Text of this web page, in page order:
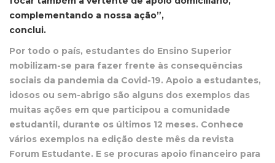
complementando a nossa ação”,
conclui.
Por todo o país, estudantes do Ensino Superior
mobilizam-se para fazer frente às consequências
sociais da pandemia da Covid-19. Apoio a estudantes,
idosos ou sem-abrigo são alguns dos exemplos das
muitas ações em que participou a comunidade
estudantil, durante os últimos 12 meses. Conhece
vários exemplos na edição deste mês da revista
Forum Estudante. E se procuras apoio financeiro para